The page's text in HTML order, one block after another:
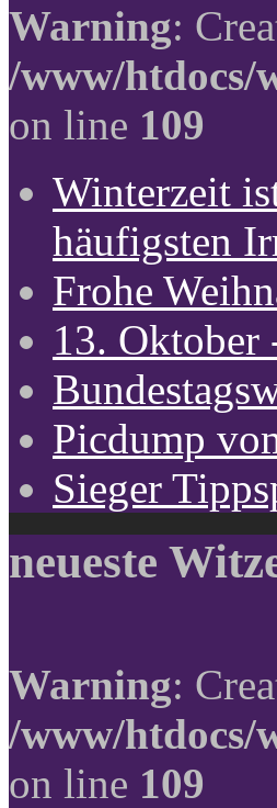
Warning:
/www/htdocs/
on line 109
Winterzeit
häufigsten
Frohe
13. Oktober
Picdump
Sieger
neueste
Warning:
/www/htdocs/
on line 109